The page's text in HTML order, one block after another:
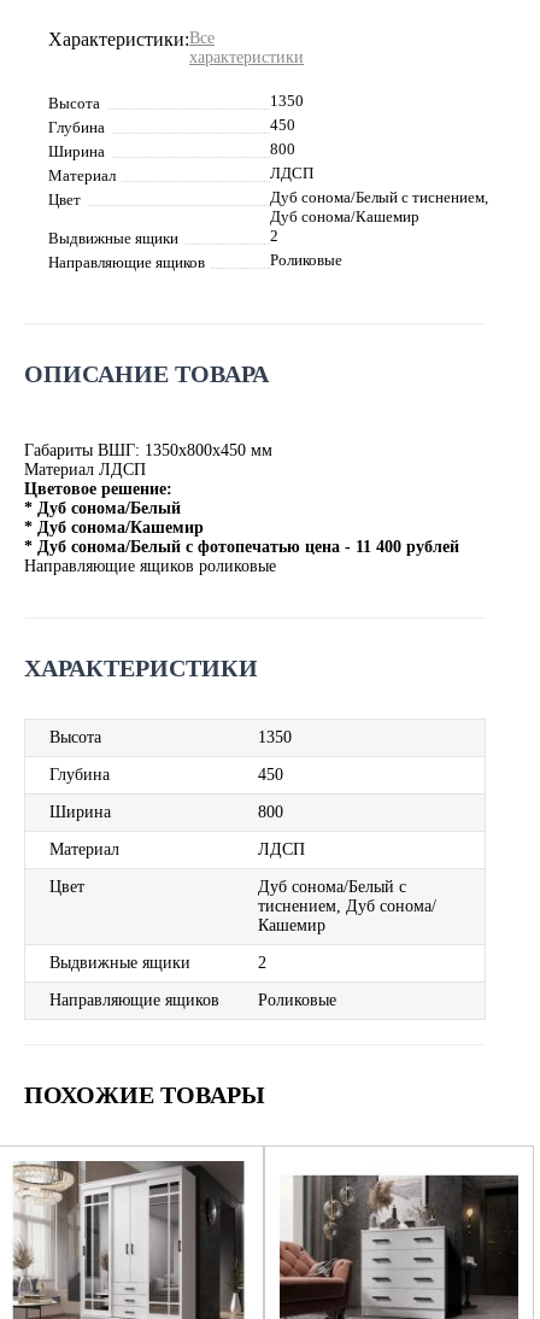
Характеристики:Все
характеристики
Высота
1350
Глубина
450
Ширина
800
Материал
ЛДСП
Цвет
Дуб сонома/Белый с тиснением,
Дуб сонома/Кашемир
Выдвижные ящики
2
Направляющие ящиков
Роликовые
ОПИСАНИЕ ТОВАРА
Габариты ВШГ: 1350х800х450 мм
Материал ЛДСП
Цветовое решение:
* Дуб сонома/Белый
* Дуб сонома/Кашемир
* Дуб сонома/Белый с фотопечатью цена - 11 400 рублей
Направляющие ящиков роликовые
ХАРАКТЕРИСТИКИ
Высота 1350
Глубина 450
Ширина 800
Материал ЛДСП
Цвет
Дуб сонома/Белый с
тиснением, Дуб сонома/
Кашемир
Выдвижные ящики 2
Направляющие ящиков Роликовые
ПОХОЖИЕ ТОВАРЫ